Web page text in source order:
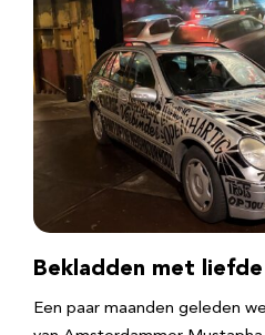
Bekladden met liefde
Een paar maanden geleden